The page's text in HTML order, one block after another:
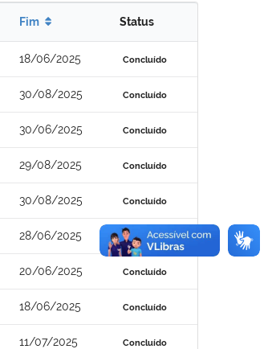
Fim Status
18/06/2025 Concluído
30/08/2025 Concluído
30/06/2025 Concluído
29/08/2025 Concluído
30/08/2025 Concluído
28/06/2025 Concluído
20/06/2025 Concluído
18/06/2025 Concluído
11/07/2025 Concluído